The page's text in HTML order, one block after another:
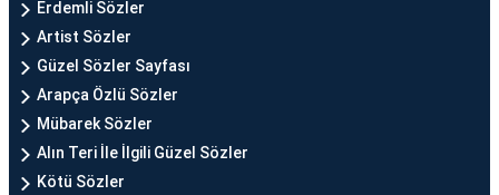
Erdemli Sözler
Artist Sözler
Güzel Sözler Sayfası
Arapça Özlü Sözler
Mübarek Sözler
Alın Teri İle İlgili Güzel Sözler
Kötü Sözler